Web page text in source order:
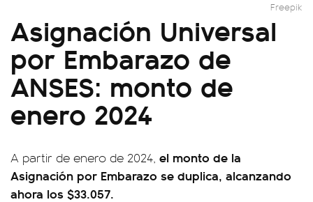
Freepik
Asignación Universal
por Embarazo de
ANSES: monto de
enero 2024
A partir de enero de 2024, el monto de la
Asignación por Embarazo se duplica, alcanzando
ahora los $33.057.